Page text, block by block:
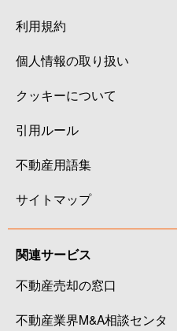
利用規約
個人情報の取り扱い
クッキーについて
引用ルール
不動産用語集
サイトマップ
関連サービス
不動産売却の窓口
不動産業界M&A相談センタ